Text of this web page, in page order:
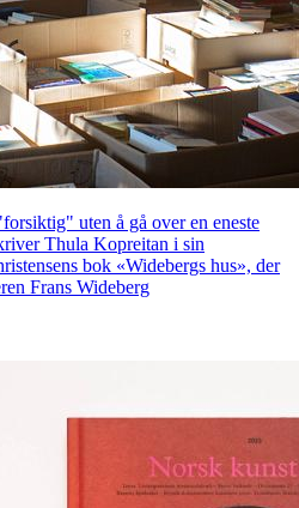
uten å gå over en eneste
Thula Kopreitan i sin
bok «Widebergs hus», der
Frans Wideberg